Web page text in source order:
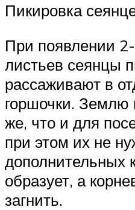
Пикировка
При появлении
листьев сеянцы
рассаживают в
горшочки. Землю
же, что и для
при этом их не
дополнительных
образует, а
загнить.